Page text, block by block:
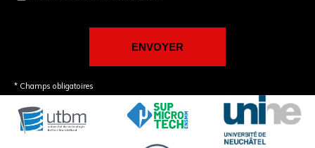
* Champs obligatoires